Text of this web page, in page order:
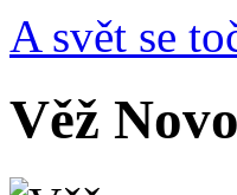
A svět se
Věž